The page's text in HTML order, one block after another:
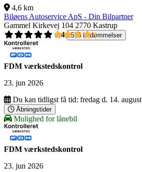
4,6 km
Biløens Autoservice ApS - Din Bilpartner
Gammel Kirkevej 104 2770 Kastrup
4,4
518 bedømmelser
FDM værkstedskontrol
23. jun 2026
Du kan tidligst få tid: fredag d. 14. august
Åbningstider
Mulighed for lånebil
FDM værkstedskontrol
23. jun 2026